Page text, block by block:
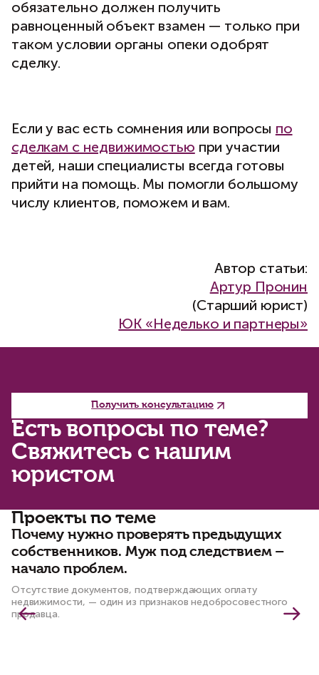
обязательно должен получить
равноценный объект взамен — только при
таком условии органы опеки одобрят
сделку.
Если у вас есть сомнения или вопросы по
сделкам с недвижимостью при участии
детей, наши специалисты всегда готовы
прийти на помощь. Мы помогли большому
числу клиентов, поможем и вам.
Автор статьи:
Артур Пронин
(Старший юрист)
ЮК «Неделько и партнеры»
Есть вопросы по теме?
Свяжитесь с нашим
юристом
Получить консультацию
Проекты по теме
Почему нужно проверять предыдущих
собственников. Муж под следствием –
начало проблем.
Отсутствие документов, подтверждающих оплату
недвижимости, — один из признаков недобросовестного
продавца.